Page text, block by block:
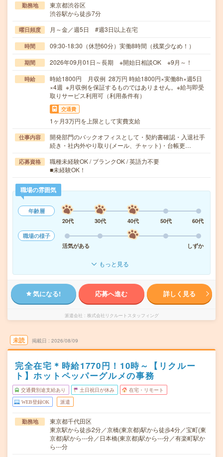
勤務地
東京都渋谷区
渋谷駅から徒歩7分
曜日頻度 月～金／週5日 #週3日以上在宅
時間 09:30-18:30（休憩60分）実働8時間（残業少なめ！）
期間 2026年09月01日～長期 ※開始日相談OK ※9月～！
時給
時給1800円 月収例 28万円 時給1800円×実働8h×週5日
×4週 ※月収例を保証するものではありません。※給与即受
取りサービス利用可（利用条件有）
交通費
1ヶ月3万円を上限として実費支給
仕事内容
開発部門のバックオフィスとして・契約書確認・入退社手
続き・社内外やり取り(メール、チャット)・台帳更…
応募資格
職種未経験OK / ブランクOK / 英語力不要
■未経験OK！
職場の雰囲気
年齢層
20代
30代 40代 50代
60代
職場の様子
活気がある
しずか
もっと見る
気になる! 応募へ進む 詳しく見る
派遣会社 株式会社リクルートスタッフィング
未読 掲載日 2026/08/09
完全在宅＊時給1770円！10時～【リクルー
ト】ホットペッパーグルメの事務
交通費別途支給あり 土日祝日が休み 在宅・リモート
WEB登録OK 派遣
勤務地
東京都千代田区
東京駅から徒歩2分／京橋(東京都)駅から徒歩4分／宝町(東
京都)駅から---分／日本橋(東京都)駅から---分／有楽町駅か
ら---分